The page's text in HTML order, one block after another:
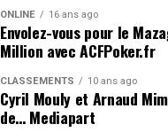
ONLINE 16 ans ago
Envolez-vous pour le
Million avec ACFPoker.fr
CLASSEMENTS 10 ans ago
Cyril Mouly et Arnaud
de… Mediapart